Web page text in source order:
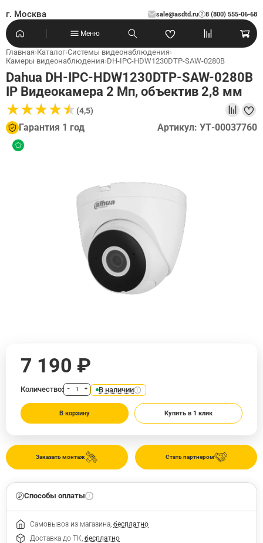
г. Москва sale@asdtd.ru 8 (800) 555-06-68
?
Меню
Главная›Каталог›Системы видеонаблюдения›
Камеры видеонаблюдения›DH-IPC-HDW1230DTP-SAW-0280B
Dahua DH-IPC-HDW1230DTP-SAW-0280B
IP Видеокамера 2 Мп, объектив 2,8 мм
★★★★★
★★★★★(4,5)
Гарантия 1 год Артикул: УТ-00037760
Стать партнером
Заказать монтаж
7 190 ₽
Количество: − + В наличии
В корзину Купить в 1 клик
Способы оплаты
Самовывоз из магазина, бесплатно
Доставка до ТК, бесплатно